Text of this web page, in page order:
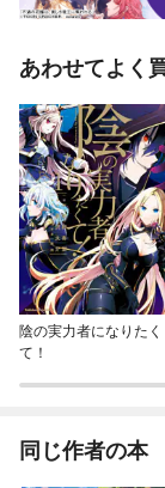
あわせてよく
陰の実力者になりたく
て！
同じ作者の本